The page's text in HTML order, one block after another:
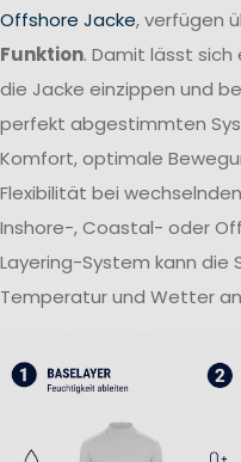
Offshore Jacke, verfügen
Funktion. Damit lässt sich
die Jacke einzippen und
perfekt abgestimmten
Komfort, optimale
Flexibilität bei
Inshore-, Coastal- oder
Layering-System kann die
Temperatur und Wetter